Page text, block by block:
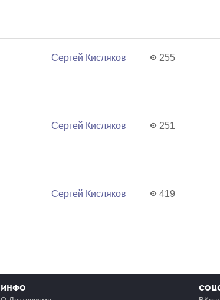
Сергей Кисляков 255
Сергей Кисляков 251
Сергей Кисляков 419
Инфо